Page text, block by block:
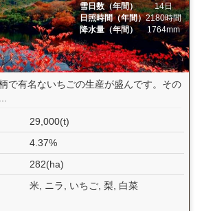
雪日数（年間）
14日
日照時間（年間）2180時間
降水量（年間）
1764mm
で有名ないちごの生産が盛んです。その
29,000(t)
4.37%
282(ha)
米, ニラ, いちご, 梨, 白菜